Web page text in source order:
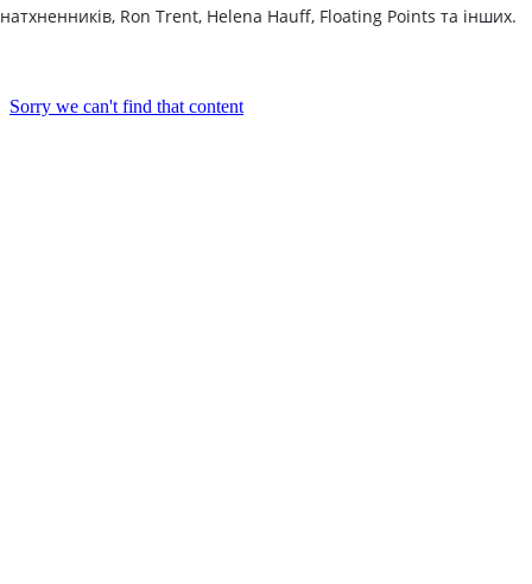
натхненників, Ron Trent, Helena Hauff, Floating Points та інших.